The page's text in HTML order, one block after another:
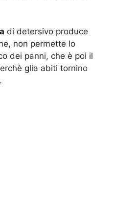
di detersivo produce
non permette lo
dei panni, che è poi il
glia abiti tornino